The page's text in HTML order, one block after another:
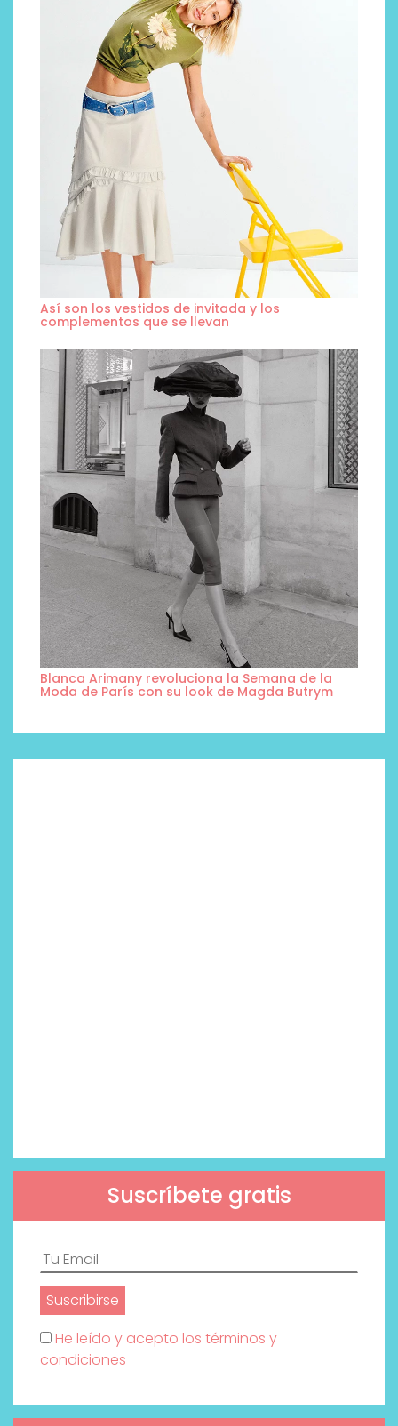
Así son los vestidos de invitada y los
complementos que se llevan
Blanca Arimany revoluciona la Semana de la
Moda de París con su look de Magda Butrym
Suscríbete gratis
He leído y acepto los términos y
condiciones